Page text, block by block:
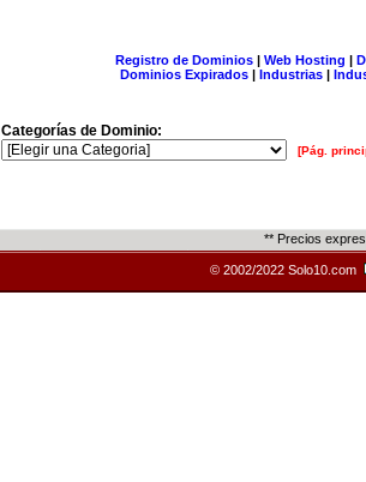
Registro de Dominios| Web Hosting |
Dominios Expirados | Industrias |
Categorías de Dominio:
[Pág.
** Precios
© 2002/2022 Solo10.com